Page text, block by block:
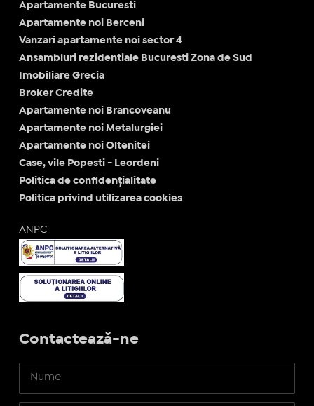
Apartamente Bucuresti
Apartamente noi Berceni
Vanzari apartamente noi sector 4
Ansambluri rezidentiale Bucuresti Zona de Sud
Imobiliare Grecia
Broker Credite
Apartamente noi Brancoveanu
Apartamente noi Metalurgiei
Apartamente noi Oltenitei
Case, vile Popesti - Leordeni
Politica de confidențialitate
Politica privind utilizarea cookies
ANPC
Contactează-ne